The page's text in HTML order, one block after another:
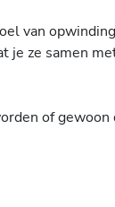
van
ze samen
of